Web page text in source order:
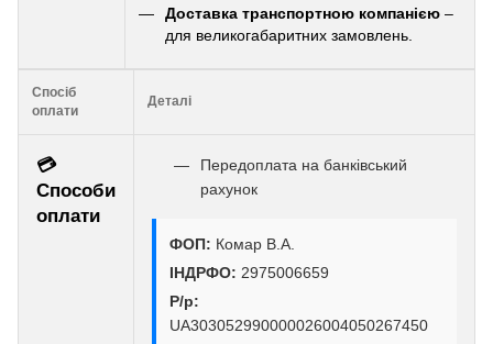
Доставка транспортною компанією –
для великогабаритних замовлень.
Спосіб
оплати
Деталі
💳
Способи
оплати
Передоплата на банківський
рахунок
ФОП: Комар В.А.
ІНДРФО: 2975006659
Р/р:
UA303052990000026004050267450